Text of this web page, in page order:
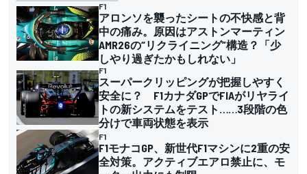
F1
アロンソを襲ったシートの不快感と背
中の痛み。原因はアストンマーティン
AMR26の“リクライニング”構造？「少
しやり過ぎたかもしれない」
F1
スーパークリッピングが把握しやすく
安全に？ F1カナダGPでFIAがリヤライ
トの新システムをテスト……3段階の色
分けで車両状態を表示
F1
F1モナコGP、新世代F1マシンに2重の安
全対策。アクティブエアロ禁止に、モ